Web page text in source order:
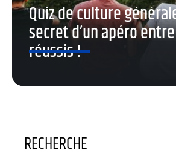
Quiz de culture
secret d’un apéro
réussis !
RECHERCHE